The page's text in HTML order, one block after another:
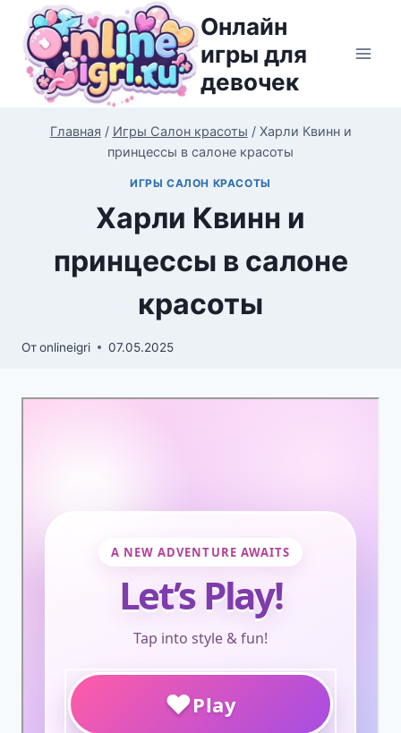
Перейти
содержимому
Онлайн
игры для
девочек
Главная / Игры Салон красоты / Харли Квинн и
принцессы в салоне красоты
ИГРЫ САЛОН КРАСОТЫ
Харли Квинн и
принцессы в салоне
красоты
Отonlineigri 07.05.2025